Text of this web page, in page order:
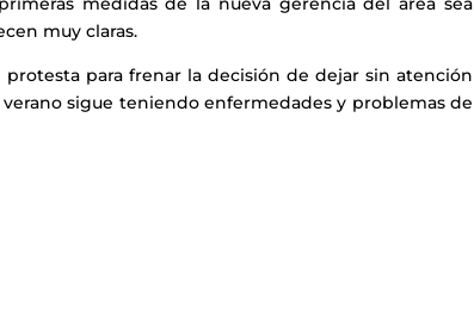
muy claras.
para frenar la decisión de dejar sin atención
sigue teniendo enfermedades y problemas de